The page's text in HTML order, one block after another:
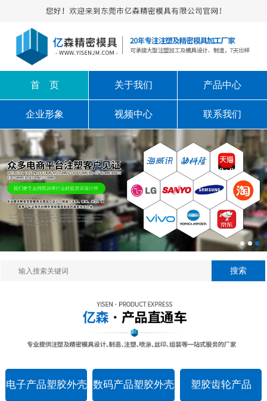
首 页 关于我们 产品中心
企业形象 视频中心 联系我们
电子产品塑胶外壳 数码产品塑胶外壳 塑胶齿轮产品